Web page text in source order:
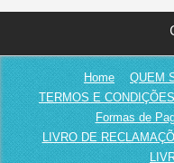
Home QUEM
TERMOS E
Formas de
LIVRO DE